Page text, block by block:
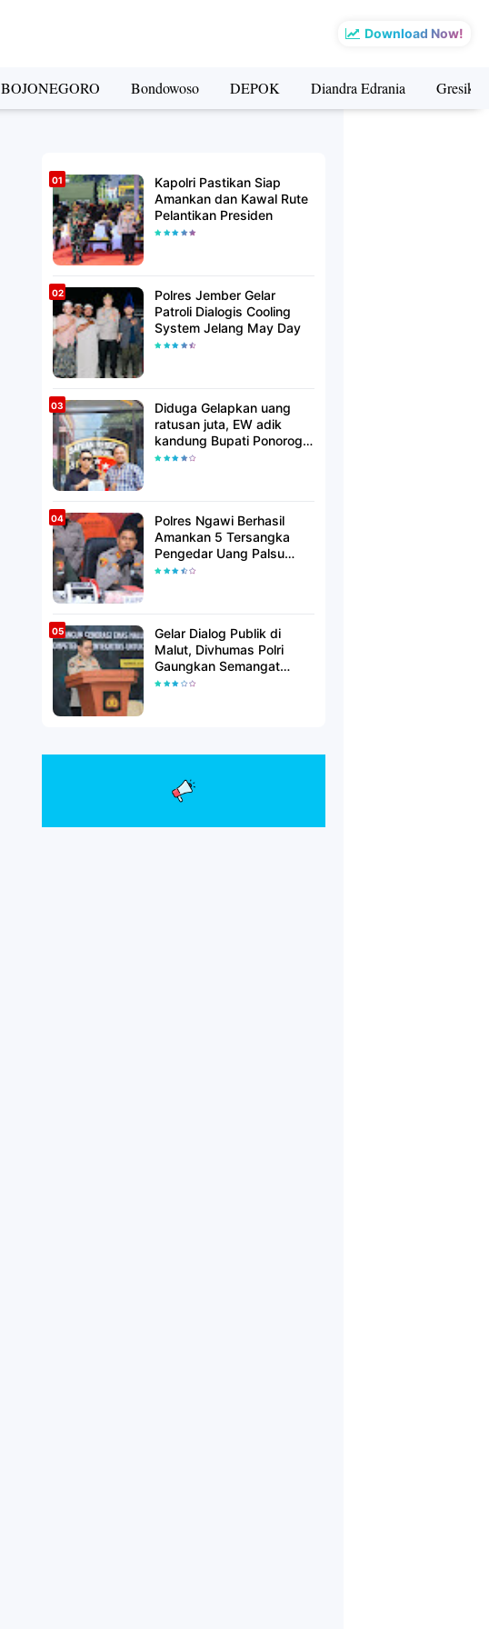
Download Now!
BOJONEGORO Bondowoso DEPOK Diandra Edrania Gresik
Kapolri Pastikan Siap
Amankan dan Kawal Rute
Pelantikan Presiden
Polres Jember Gelar
Patroli Dialogis Cooling
System Jelang May Day
Diduga Gelapkan uang
ratusan juta, EW adik
kandung Bupati Ponorogo
dilaporkan Polisi
Polres Ngawi Berhasil
Amankan 5 Tersangka
Pengedar Uang Palsu
Lintas Provinsi
Gelar Dialog Publik di
Malut, Divhumas Polri
Gaungkan Semangat
Generasi Berkarakter dan